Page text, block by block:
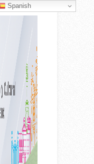
Spanish